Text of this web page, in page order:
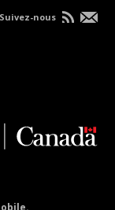
Suivez-nous